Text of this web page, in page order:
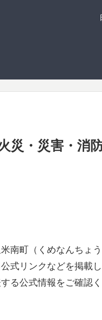
災・災害・消
南町（くめなんちょ
式リンクなどを掲載し
る公式情報をご確認